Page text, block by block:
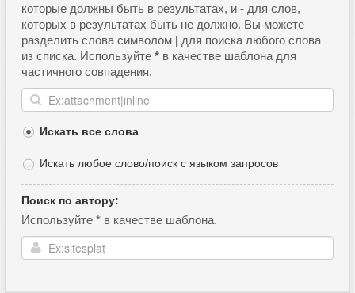
которые должны быть в результатах, и - для слов,
которых в результатах быть не должно. Вы можете
разделить слова символом | для поиска любого слова
из списка. Используйте * в качестве шаблона для
частичного совпадения.
Искать все слова
Искать любое слово/поиск с языком запросов
Поиск по автору:
Используйте * в качестве шаблона.